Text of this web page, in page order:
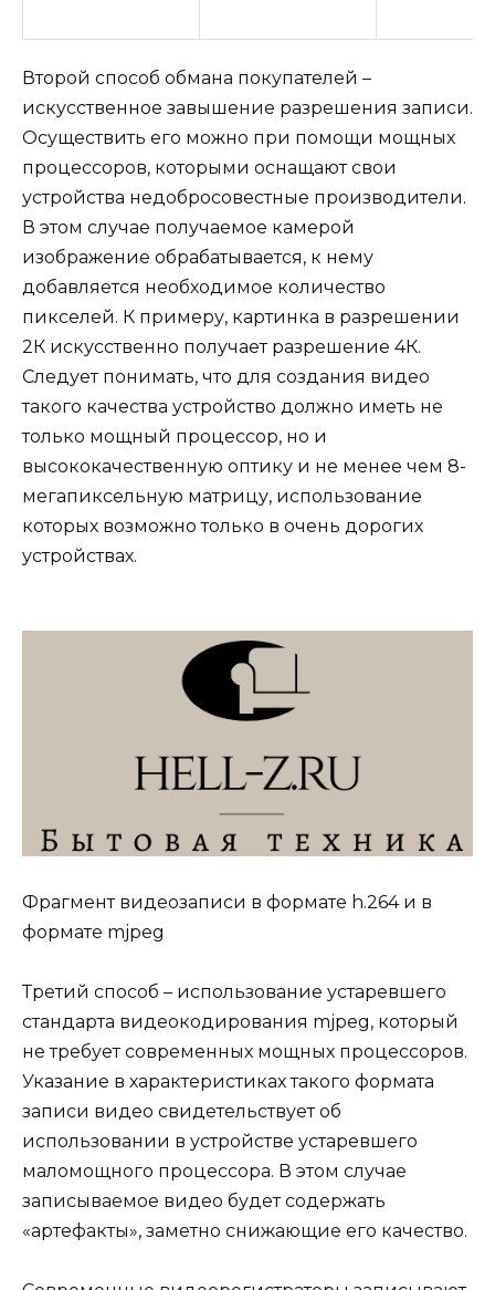
Второй способ обмана покупателей –
искусственное завышение разрешения записи.
Осуществить его можно при помощи мощных
процессоров, которыми оснащают свои
устройства недобросовестные производители.
В этом случае получаемое камерой
изображение обрабатывается, к нему
добавляется необходимое количество
пикселей. К примеру, картинка в разрешении
2К искусственно получает разрешение 4К.
Следует понимать, что для создания видео
такого качества устройство должно иметь не
только мощный процессор, но и
высококачественную оптику и не менее чем 8-
мегапиксельную матрицу, использование
которых возможно только в очень дорогих
устройствах.
Фрагмент видеозаписи в формате h.264 и в
формате mjpeg
Третий способ – использование устаревшего
стандарта видеокодирования mjpeg, который
не требует современных мощных процессоров.
Указание в характеристиках такого формата
записи видео свидетельствует об
использовании в устройстве устаревшего
маломощного процессора. В этом случае
записываемое видео будет содержать
«артефакты», заметно снижающие его качество.